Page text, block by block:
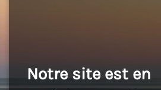
Notre site est en